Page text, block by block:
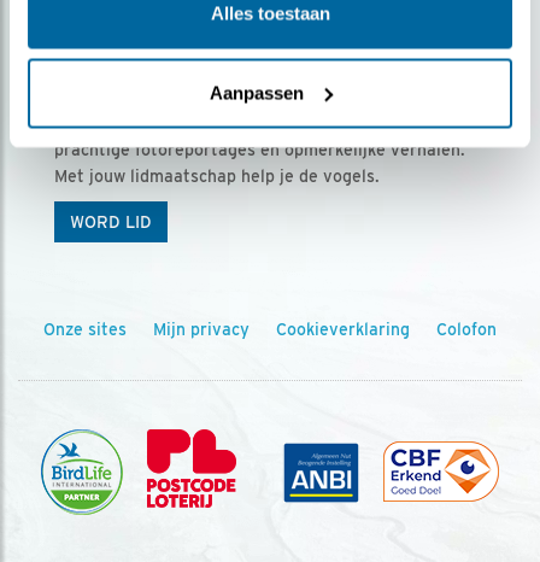
Alles toestaan
Aanpassen
Ontvang 5 x Vogels voor € 36,00 per jaar
Vogels is het tijdschrift voor onze leden, met
prachtige fotoreportages en opmerkelijke verhalen.
Met jouw lidmaatschap help je de vogels.
WORD LID
Onze sites Mijn privacy Cookieverklaring Colofon